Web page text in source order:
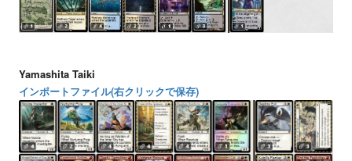
Yamashita Taiki
インポートファイル(右クリックで保存)